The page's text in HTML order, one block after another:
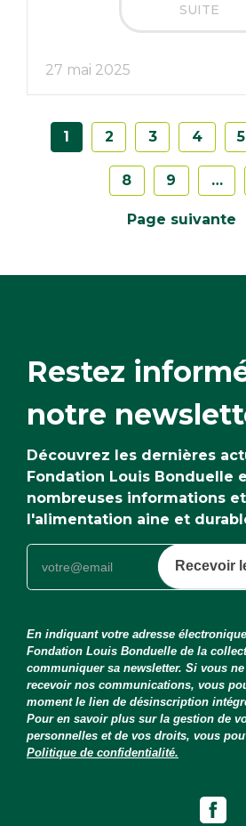
SUITE
27 mai 2025
1 2 3 4 5
8 9 …
Page suivante
Restez
notre
Découvrez les dernières
Fondation Louis Bonduelle
nombreuses informations
l'alimentation aine et
Recevoir
En indiquant votre adresse
Fondation Louis Bonduelle de la
communiquer sa newsletter. Si vous
recevoir nos communications, vous
moment le lien de désinscription
Pour en savoir plus sur la gestion de
personnelles et de vos droits, vous
Politique de confidentialité.